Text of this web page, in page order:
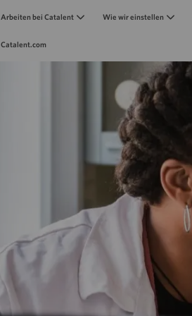
Arbeiten bei Catalent Wie wir einstellen
Catalent.com